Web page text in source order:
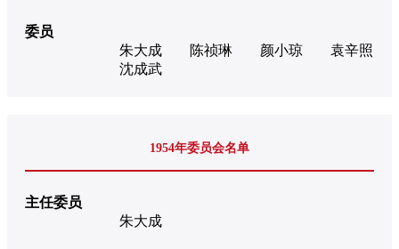
委员
朱大成
陈祯琳 颜小琼
袁辛照
沈成武
1954年委员会名单
主任委员
朱大成